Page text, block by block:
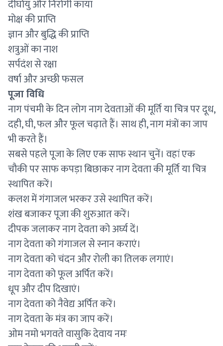
दीर्घायु और निरोगी काया
मोक्ष की प्राप्ति
ज्ञान और बुद्धि की प्राप्ति
शत्रुओं का नाश
सर्पदंश से रक्षा
वर्षा और अच्छी फसल
पूजा विधि
नाग पंचमी के दिन लोग नाग देवताओं की मूर्ति या चित्र पर दूध,
दही, घी, फल और फूल चढ़ाते हैं। साथ ही, नाग मंत्रों का जाप
भी करते हैं।
सबसे पहले पूजा के लिए एक साफ स्थान चुनें। वहां एक
चौकी पर साफ कपड़ा बिछाकर नाग देवता की मूर्ति या चित्र
स्थापित करें।
कलश में गंगाजल भरकर उसे स्थापित करें।
शंख बजाकर पूजा की शुरुआत करें।
दीपक जलाकर नाग देवता को अर्घ्य दें।
नाग देवता को गंगाजल से स्नान कराएं।
नाग देवता को चंदन और रोली का तिलक लगाएं।
नाग देवता को फूल अर्पित करें।
धूप और दीप दिखाएं।
नाग देवता को नैवेद्य अर्पित करें।
नाग देवता के मंत्र का जाप करें।
ओम नमो भगवते वासुकि देवाय नमः